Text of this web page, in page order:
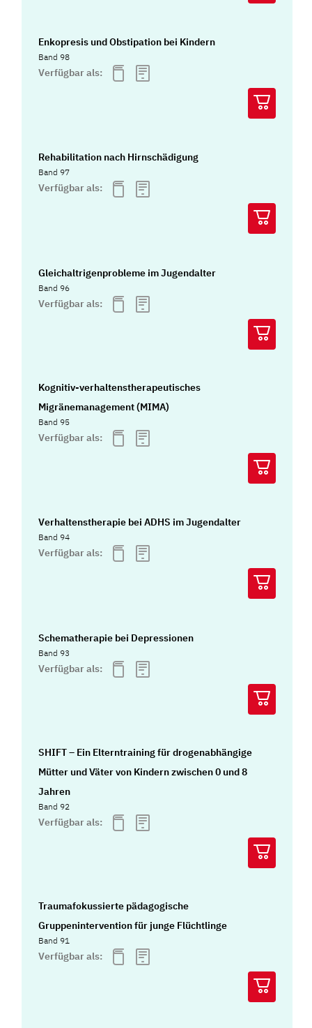
Enkopresis und Obstipation bei Kindern
Band 98
Verfügbar als:
Rehabilitation nach Hirnschädigung
Band 97
Verfügbar als:
Gleichaltrigenprobleme im Jugendalter
Band 96
Verfügbar als:
Kognitiv-verhaltenstherapeutisches
Migränemanagement (MIMA)
Band 95
Verfügbar als:
Verhaltenstherapie bei ADHS im Jugendalter
Band 94
Verfügbar als:
Schematherapie bei Depressionen
Band 93
Verfügbar als:
SHIFT – Ein Elterntraining für drogenabhängige
Mütter und Väter von Kindern zwischen 0 und 8
Jahren
Band 92
Verfügbar als:
Traumafokussierte pädagogische
Gruppenintervention für junge Flüchtlinge
Band 91
Verfügbar als: